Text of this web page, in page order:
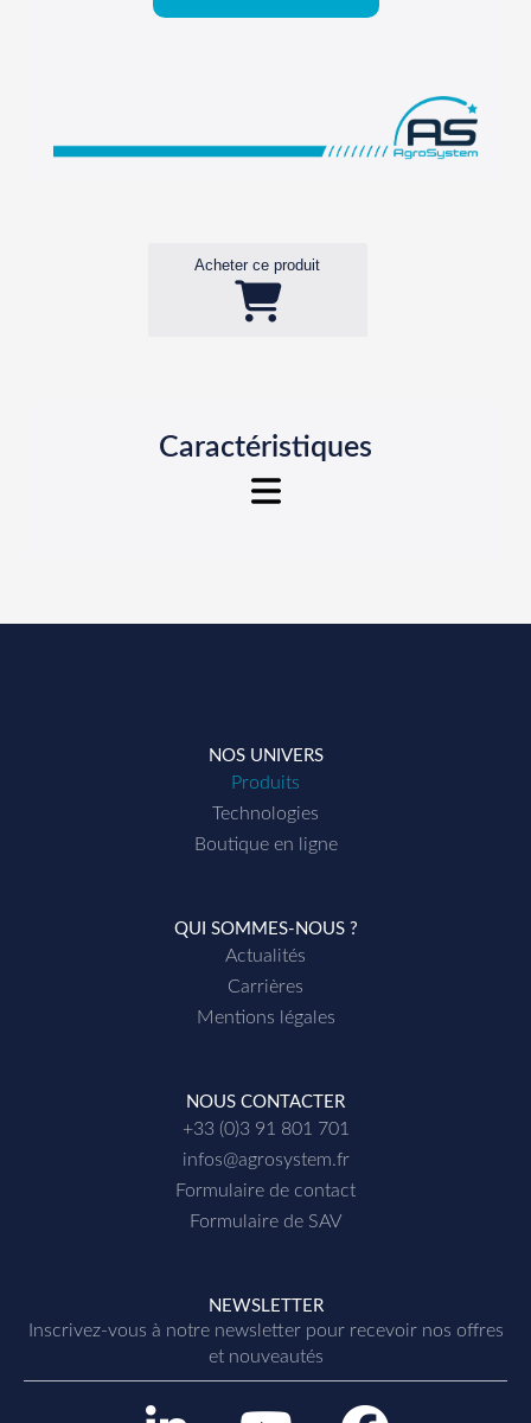
Acheter ce produit
Caractéristiques
• Pilotage manuel essieu suiveur droit/gauche
• Détection de marche arrière avec mode de
guidage préconfiguré, direct ou trace dans trace
• Mode de guidage :
> Intégral, le guidage est opérationnel en
> Route, le guidage est désactivé
automatiquement après une détection
d’alignement de l’essieu au delà d’une
vitesse prédéterminée
> Sans butée mécanique
> Compacts
NOS UNIVERS
Produits
Technologies
Boutique en ligne
QUI SOMMES-NOUS ?
Actualités
Carrières
Mentions légales
NOUS CONTACTER
+33 (0)3 91 801 701
infos@agrosystem.fr
Formulaire de contact
Formulaire de SAV
NEWSLETTER
Inscrivez-vous à notre newsletter pour recevoir nos offres
et nouveautés
Y F